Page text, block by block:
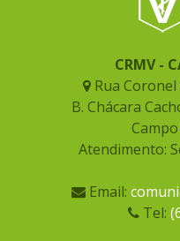
CRMV -
Rua Coronel
B. Chácara
Atendimento:
Email:
Tel: